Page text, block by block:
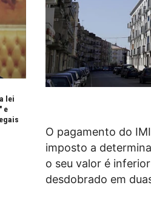
lei
e
O pagamento do
imposto a
o seu valor é
desdobrado em